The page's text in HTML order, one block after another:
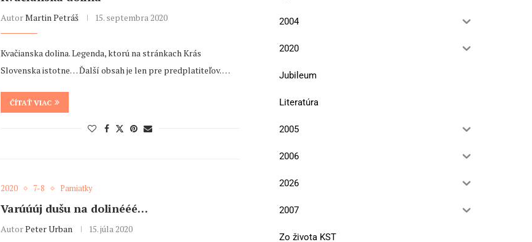
AutorMartin Petráš 15. septembra 2020
Kvačianska dolina. Legenda, ktorú na stránkach Krás
Slovenska istotne… Ďalší obsah je len pre predplatiteľov. …
ČÍTAŤ VIAC
2020 7-8 Pamiatky
Varúúúj dušu na dolinééé…
AutorPeter Urban 15. júla 2020
2004
2020
Jubileum
Literatúra
2005
2006
2026
2007
Zo života KST